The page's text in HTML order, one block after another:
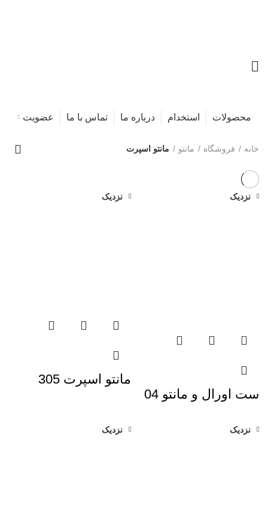
محصولات استخدام درباره ما تماس با ما عضویت
خانه فروشگاه مانتو مانتو اسپرت
نزدیک
ست اورال و مانتو 04
نزدیک
مانتو اسپرت 305
نزدیک نزدیک